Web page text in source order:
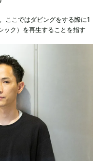
ここではダビングをする際に1
ック）を再生することを指す